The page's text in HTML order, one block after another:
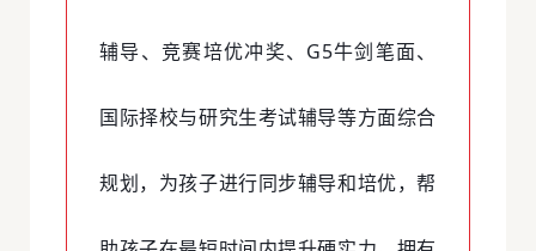
辅导、竞赛培优冲奖、G5牛剑笔面、
国际择校与研究生考试辅导等方面综合
规划，为孩子进行同步辅导和培优，帮